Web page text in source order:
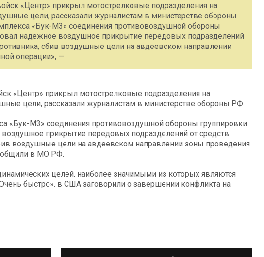
«Центр» прикрыл мотострелковые подразделения на
цели, рассказали журналистам в министерстве обороны
«Бук-М3» соединения противовоздушной обороны
надежное воздушное прикрытие передовых подразделений
сбив воздушные цели на авдеевском направлении
операции», —
«Центр» прикрыл мотострелковые подразделения на
цели, рассказали журналистам в министерстве обороны РФ.
«Бук-М3» соединения противовоздушной обороны группировки
прикрытие передовых подразделений от средств
воздушные цели на авдеевском направлении зоны проведения
в МО РФ.
целей, наиболее значимыми из которых являются
быстро». в США заговорили о завершении конфликта на